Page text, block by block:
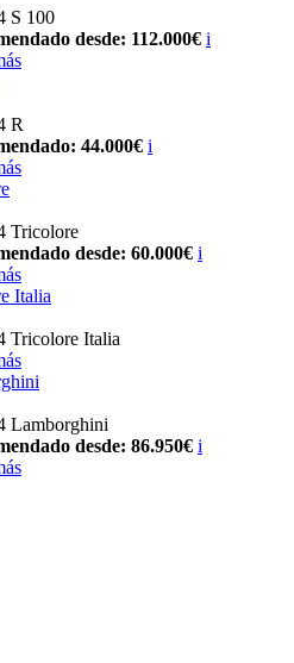
S 100
desde: 112.000€ i
R
44.000€ i
Tricolore
desde: 60.000€ i
Italia
Tricolore Italia
Lamborghini
desde: 86.950€ i